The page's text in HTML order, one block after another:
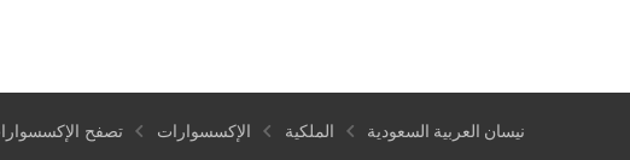
نيسان العربية السعودية الملكية الإكسسوارات تصفح